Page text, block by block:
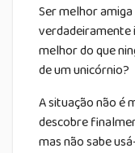
Ser melhor
verdadeiramente
melhor do que
de um unicórnio?
A situação não é
descobre
mas não sabe